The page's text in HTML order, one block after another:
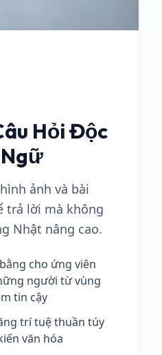
Hỏi Độc
ảnh và bài
trả lời mà không
Nhật nâng cao.
cho ứng viên
người từ vùng
tin cậy
trí tuệ thuần túy
văn hóa